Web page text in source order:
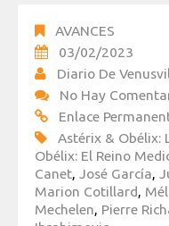
AVANCES
03/02/2023
Diario De
No Hay
Enlace
Astérix & Obélix:
Obélix: El Reino
Canet, José García,
Marion Cotillard,
Mechelen, Pierre